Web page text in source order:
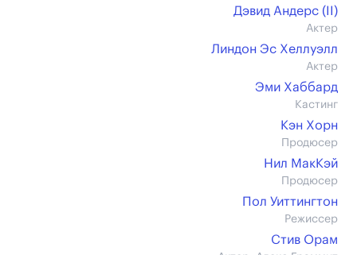
Дэвид Андерс (II)
Актер
Линдон Эс Хеллуэлл
Актер
Эми Хаббард
Кастинг
Кэн Хорн
Продюсер
Нил МакКэй
Продюсер
Пол Уиттингтон
Режиссер
Стив Орам